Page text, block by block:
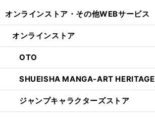
オンラインストア・ その他WEBサービス
オンラインストア
OTO
SHUEISHA MANGA-ART HERITAGE
ジャンプキャラクターズストア